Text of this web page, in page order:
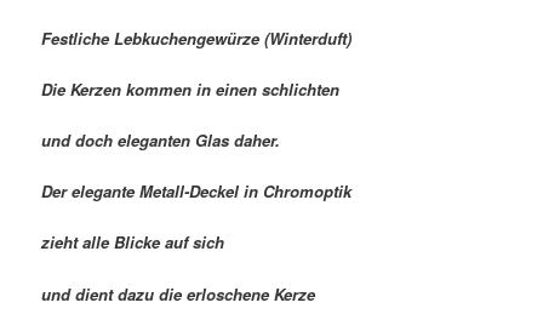
Festliche Lebkuchengewürze (Winterduft)
Die Kerzen kommen in einen schlichten
und doch eleganten Glas daher.
Der elegante Metall-Deckel in Chromoptik
zieht alle Blicke auf sich
und dient dazu die erloschene Kerze